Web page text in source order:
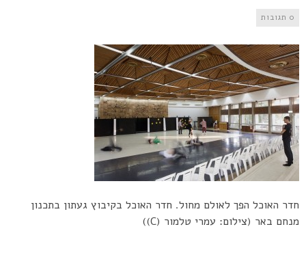
0 תגובות
חדר האוכל הפך לאולם מחול. חדר האוכל בקיבוץ געתון בתכנון
מנחם באר (צילום: עמרי טלמור (C))